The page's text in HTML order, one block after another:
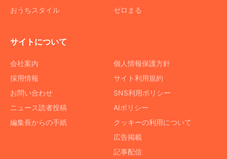
おうちスタイル
ゼロまる
サイトについて
会社案内
採用情報
お問い合わせ
ニュース読者投稿
編集長からの手紙
個人情報保護方針
サイト利用規約
SNS利用ポリシー
AIポリシー
クッキーの利用について
広告掲載
記事配信